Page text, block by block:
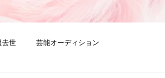
去世 芸能オーディション